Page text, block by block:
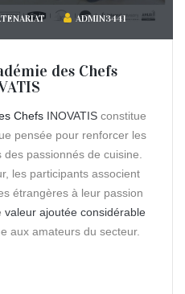
ADMIN3441
des Chefs
ChefsINOVATISconstitue
pensée pour renforcer les
passionnés de cuisine.
les participants associent
étrangères à leur passion
valeur ajoutée considérable
aux amateurs du secteur.